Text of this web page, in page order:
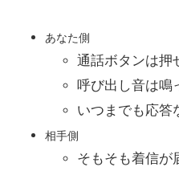
あなた側
通話ボタンは押
呼び出し音は鳴
いつまでも応答
相手側
そもそも着信が